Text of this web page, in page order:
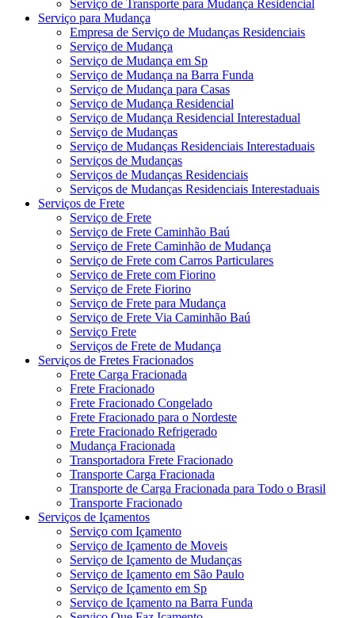
Serviço de Transporte para Mudança Residencial
Serviço para Mudança
Empresa de Serviço de Mudanças Residenciais
Serviço de Mudança
Serviço de Mudança em Sp
Serviço de Mudança na Barra Funda
Serviço de Mudança para Casas
Serviço de Mudança Residencial
Serviço de Mudança Residencial Interestadual
Serviço de Mudanças
Serviço de Mudanças Residenciais Interestaduais
Serviços de Mudanças
Serviços de Mudanças Residenciais
Serviços de Mudanças Residenciais Interestaduais
Serviços de Frete
Serviço de Frete
Serviço de Frete Caminhão Baú
Serviço de Frete Caminhão de Mudança
Serviço de Frete com Carros Particulares
Serviço de Frete com Fiorino
Serviço de Frete Fiorino
Serviço de Frete para Mudança
Serviço de Frete Via Caminhão Baú
Serviço Frete
Serviços de Frete de Mudança
Serviços de Fretes Fracionados
Frete Carga Fracionada
Frete Fracionado
Frete Fracionado Congelado
Frete Fracionado para o Nordeste
Frete Fracionado Refrigerado
Mudança Fracionada
Transportadora Frete Fracionado
Transporte Carga Fracionada
Transporte de Carga Fracionada para Todo o Brasil
Transporte Fracionado
Serviços de Içamentos
Serviço com Içamento
Serviço de Içamento de Moveis
Serviço de Içamento de Mudanças
Serviço de Içamento em São Paulo
Serviço de Içamento em Sp
Serviço de Içamento na Barra Funda